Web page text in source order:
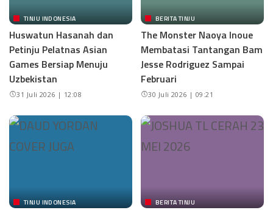
TINJU INDONESIA
Huswatun Hasanah dan
Petinju Pelatnas Asian
Games Bersiap Menuju
Uzbekistan
31 Juli 2026 | 12:08
BERITA TINJU
The Monster Naoya Inoue
Membatasi Tantangan Bam
Jesse Rodriguez Sampai
Februari
30 Juli 2026 | 09:21
TINJU INDONESIA BERITA TINJU